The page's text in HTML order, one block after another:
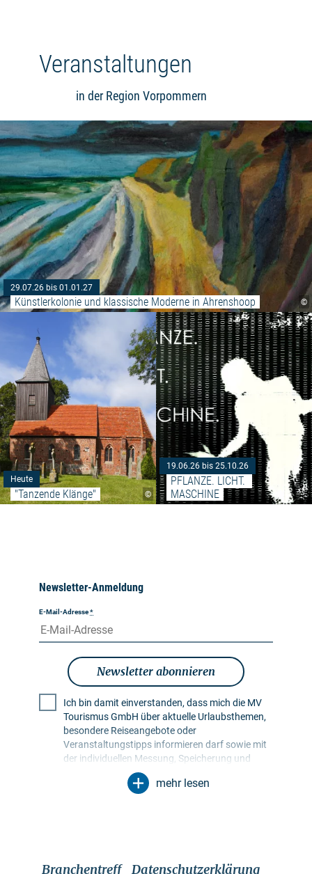
Veranstaltungen
in der Region Vorpommern
©
29.07.26 bis 01.01.27
Künstlerkolonie und klassische Moderne in Ahrenshoop
©
Heute
"Tanzende Klänge"
Weiterlesen: ""Tanzende
19.06.26 bis 25.10.26
PFLANZE. LICHT.
MASCHINE
Newsletter-Anmeldung
E-Mail-Adresse*
Newsletter abonnieren
Ich bin damit einverstanden, dass mich die MV
Tourismus GmbH über aktuelle Urlaubsthemen,
besondere Reiseangebote oder
Veranstaltungstipps informieren darf sowie mit
der individuellen Messung, Speicherung und
Auswertung von Öffnungs- und Klickraten in
Empfängerprofilen zu Zwecken der Gestaltung
widerrufen kann. Dies kann ich über einen
mehr lesen
Branchentreff Datenschutzerklärung